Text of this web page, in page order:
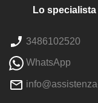
Lo specialista
3486102520
WhatsApp